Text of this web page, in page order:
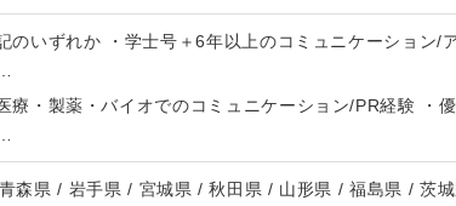
のいずれか ・学士号＋6年以上のコミュニケーション/
療・製薬・バイオでのコミュニケーション/PR経験 ・
森県 / 岩手県 / 宮城県 / 秋田県 / 山形県 / 福島県 / 茨